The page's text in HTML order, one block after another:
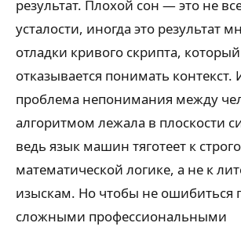
результат. Плохой сон — это не
усталости, иногда это результат
отладки кривого скрипта,
отказывается понимать контекст.
проблема непонимания между
алгоритмом лежала в плоскости
ведь язык машин тяготеет к
математической логике, а не к
изыскам. Но чтобы не ошибиться
сложными профессиональными